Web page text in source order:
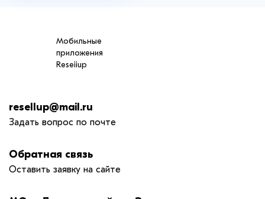
Мобильные
приложения
Reseiiup
resellup@mail.ru
Задать вопрос по почте
Обратная связь
Оставить заявку на сайте